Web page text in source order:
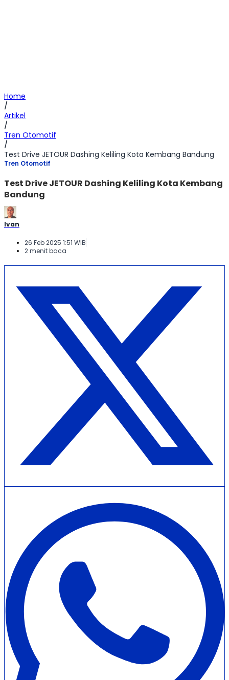
Home
/
Artikel
/
Tren Otomotif
/
Test Drive JETOUR Dashing Keliling Kota Kembang Bandung
Tren Otomotif
Test Drive JETOUR Dashing Keliling Kota Kembang
Bandung
Ivan
26 Feb 2025 1:51 WIB
2 menit baca